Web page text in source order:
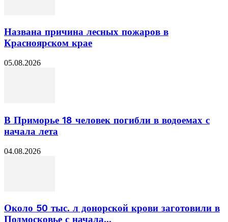
Названа причина лесных пожаров в
Красноярском крае
05.08.2026
В Приморье 18 человек погибли в водоемах с
начала лета
04.08.2026
Около 50 тыс. л донорской крови заготовили в
Подмосковье с начала...